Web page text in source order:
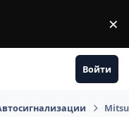
×
Войти